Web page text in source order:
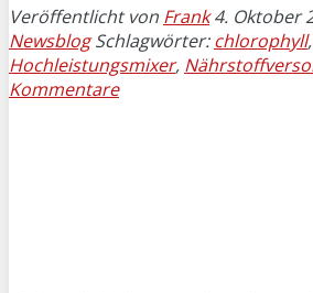
Veröffentlicht von Frank 4. Oktober
NewsblogSchlagwörter:chlorophyll,
Hochleistungsmixer,
Kommentare